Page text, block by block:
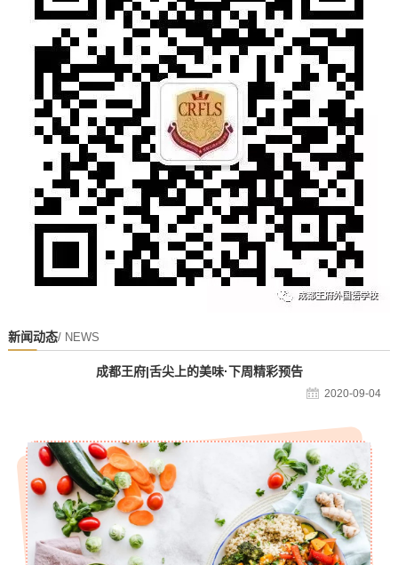
新闻动态/ NEWS
成都王府|舌尖上的美味·下周精彩预告
2020-09-04